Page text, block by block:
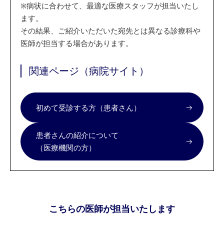
※病状に合わせて、最適な医療スタッフが担当いたし
ます。
その結果、ご紹介いただいた宛先とは異なる診療科や
医師が担当する場合があります。
関連ページ（病院サイト）
初めて受診する方（患者さん）
患者さんの紹介について
（医療機関の方）
こちらの医師が担当いたします